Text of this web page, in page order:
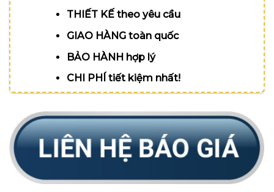
THIẾT KẾ theo yêu cầu
GIAO HÀNG toàn quốc
BẢO HÀNH hợp lý
CHI PHÍ tiết kiệm nhất!